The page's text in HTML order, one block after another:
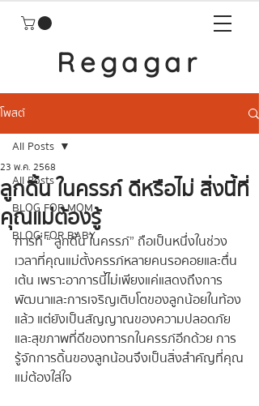
Regagar
โพสต์
All Posts
BLOG FOR MOM
BLOG FOR BABY
All Posts
ลูกดิ้น ในครรภ์ ดีหรือไม่ สิ่งนี้ที่
คุณแม่ต้องรู้
23 พ.ค. 2568
การที่ “ ลูกดิ้น ในครรภ์ ” ถือเป็นหนึ่งในช่วง
เวลาที่คุณแม่ตั้งครรภ์หลายคนรอคอยและตื่น
เต้น เพราะอาการนี้ไม่เพียงแค่แสดงถึงการ
พัฒนาและการเจริญเติบโตของลูกน้อยในท้อง
แล้ว แต่ยังเป็นสัญญาณของความปลอดภัย
และสุขภาพที่ดีของทารกในครรภ์อีกด้วย การ
รู้จักการดิ้นของลูกน้อนจึงเป็นสิ่งสำคัญที่คุณ
แม่ต้องใส่ใจ